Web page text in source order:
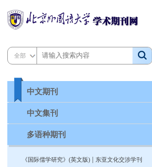
全部
中文期刊
中文集刊
多语种期刊
《国际儒学研究》(英文版) 东亚文化交涉学刊